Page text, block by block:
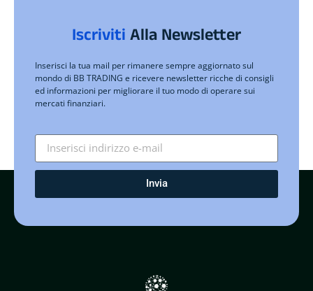
IscrivitiAlla Newsletter
Inserisci la tua mail per rimanere sempre aggiornato sul
mondo di BB TRADING e ricevere newsletter ricche di consigli
ed informazioni per migliorare il tuo modo di operare sui
mercati finanziari.
Invia